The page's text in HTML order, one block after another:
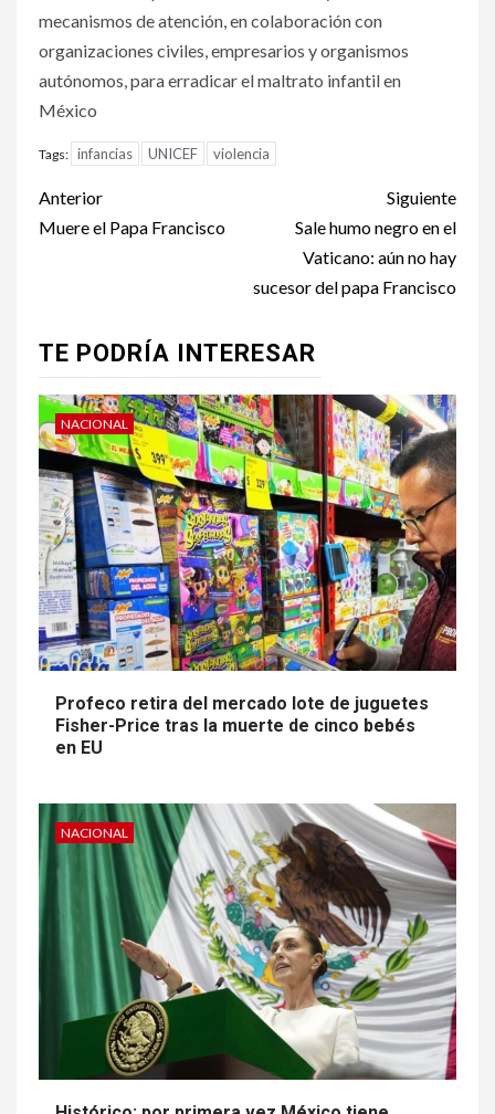
mecanismos de atención, en colaboración con
organizaciones civiles, empresarios y organismos
autónomos, para erradicar el maltrato infantil en
México
Tags: infancias UNICEF violencia
Post
navigation
Anterior
Muere el Papa Francisco
Siguiente
Sale humo negro en el
Vaticano: aún no hay
sucesor del papa Francisco
TE PODRÍA INTERESAR
NACIONAL
Profeco retira del mercado lote de juguetes
Fisher-Price tras la muerte de cinco bebés
en EU
NACIONAL